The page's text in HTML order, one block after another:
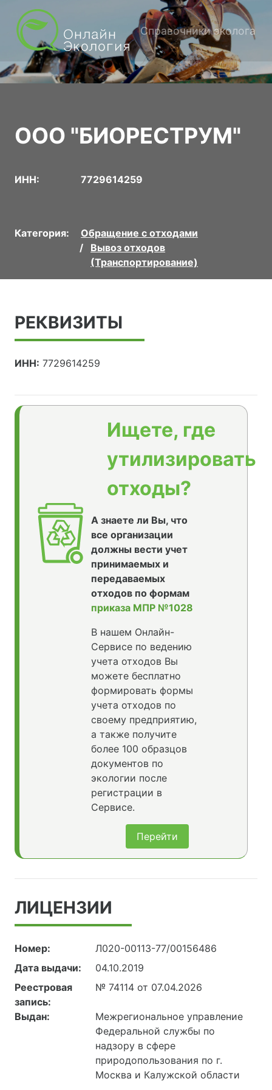
Справочники эколога
ООО "БИОРЕСТРУМ"
ИНН: 7729614259
Категория:
Обращение с отходами
Вывоз отходов
(Транспортирование)
РЕКВИЗИТЫ
ИНН: 7729614259
Ищете, где
утилизировать
отходы?
А знаете ли Вы, что
все организации
должны вести учет
принимаемых и
передаваемых
отходов по формам
приказа МПР №1028
В нашем Онлайн-
Сервисе по ведению
учета отходов Вы
можете бесплатно
формировать формы
учета отходов по
своему предприятию,
а также получите
более 100 образцов
документов по
экологии после
регистрации в
Сервисе.
Перейти
ЛИЦЕНЗИИ
Номер:
Л020-00113-77/00156486
Дата выдачи:
04.10.2019
Реестровая
запись:
№ 74114 от 07.04.2026
Выдан:
Межрегиональное управление
Федеральной службы по
надзору в сфере
природопользования по г.
Москва и Калужской области